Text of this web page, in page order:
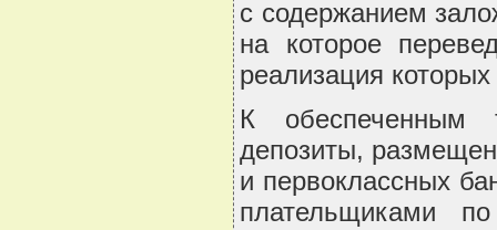
с содержанием
на которое
реализация
К обеспеченным
депозиты,
и первоклассных
плательщиками